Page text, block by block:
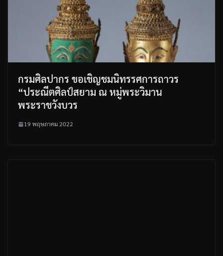
กรมศิลปากร ขอเชิญชมนิทรรศการถาวร
“ประณีตศิลป์สยาม ณ หมู่พระวิมาน
พระราชวังบวร
19 พฤษภาคม 2022